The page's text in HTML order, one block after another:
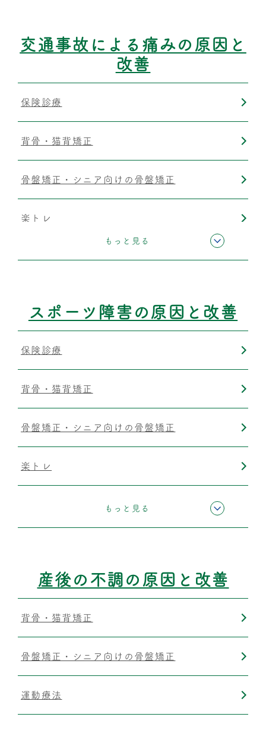
交通事故による痛みの原因と
改善
保険診療
背骨・猫背矯正
骨盤矯正・シニア向けの骨盤矯正
楽トレ
もっと見る
スポーツ障害の原因と改善
保険診療
背骨・猫背矯正
骨盤矯正・シニア向けの骨盤矯正
楽トレ
もっと見る
産後の不調の原因と改善
背骨・猫背矯正
骨盤矯正・シニア向けの骨盤矯正
運動療法